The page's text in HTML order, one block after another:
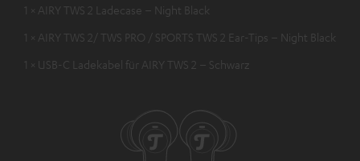
1 × AIRY TWS 2 Ladecase – Night Black
1 × AIRY TWS 2/ TWS PRO / SPORTS TWS 2 Ear-Tips – Night Black
1 × USB-C Ladekabel für AIRY TWS 2 – Schwarz